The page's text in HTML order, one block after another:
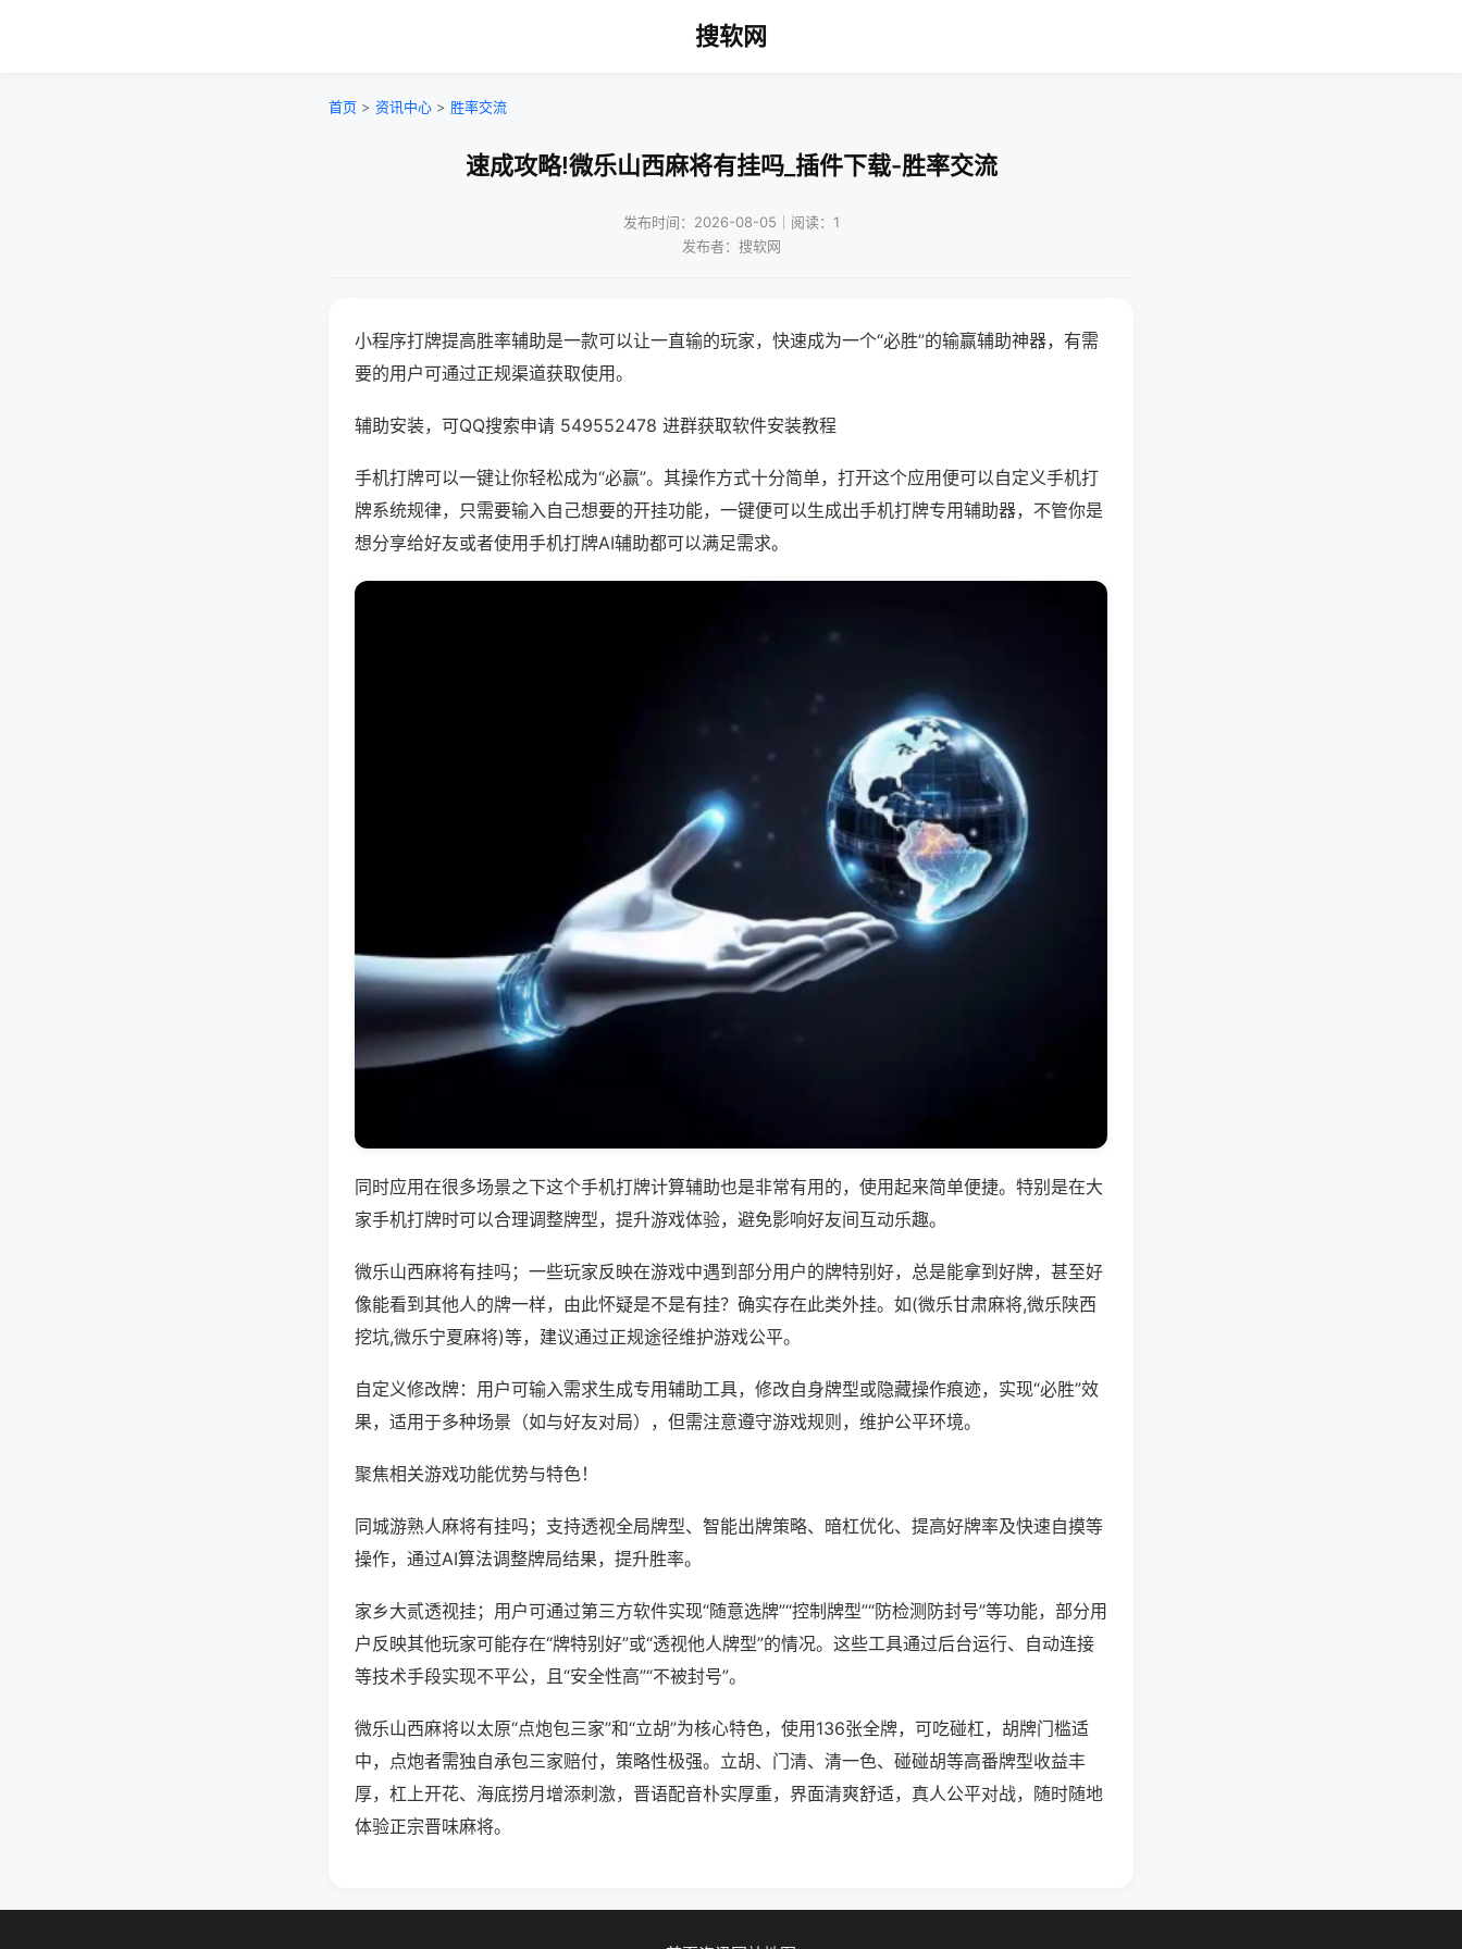
搜软网
首页 > 资讯中心 > 胜率交流
速成攻略!微乐山西麻将有挂吗_插件下载-胜率交流
发布时间：2026-08-05｜阅读：1
发布者：搜软网
小程序打牌提高胜率辅助是一款可以让一直输的玩家，快速成为一个“必胜”的输赢辅助神器，有需
要的用户可通过正规渠道获取使用。
辅助安装，可QQ搜索申请 549552478 进群获取软件安装教程
手机打牌可以一键让你轻松成为“必赢”。其操作方式十分简单，打开这个应用便可以自定义手机打
牌系统规律，只需要输入自己想要的开挂功能，一键便可以生成出手机打牌专用辅助器，不管你是
想分享给好友或者使用手机打牌AI辅助都可以满足需求。
同时应用在很多场景之下这个手机打牌计算辅助也是非常有用的，使用起来简单便捷。特别是在大
家手机打牌时可以合理调整牌型，提升游戏体验，避免影响好友间互动乐趣。
微乐山西麻将有挂吗；一些玩家反映在游戏中遇到部分用户的牌特别好，总是能拿到好牌，甚至好
像能看到其他人的牌一样，由此怀疑是不是有挂？确实存在此类外挂。如(微乐甘肃麻将,微乐陕西
挖坑,微乐宁夏麻将)等，建议通过正规途径维护游戏公平。
自定义修改牌：用户可输入需求生成专用辅助工具，修改自身牌型或隐藏操作痕迹，实现“必胜”效
果，适用于多种场景（如与好友对局），但需注意遵守游戏规则，维护公平环境。
聚焦相关游戏功能优势与特色！
同城游熟人麻将有挂吗；支持透视全局牌型、智能出牌策略、暗杠优化、提高好牌率及快速自摸等
操作，通过AI算法调整牌局结果，提升胜率。
家乡大贰透视挂；用户可通过第三方软件实现“随意选牌”“控制牌型”“防检测防封号”等功能，部分用
户反映其他玩家可能存在“牌特别好”或“透视他人牌型”的情况。这些工具通过后台运行、自动连接
等技术手段实现不平公，且“安全性高”“不被封号”。
微乐山西麻将以太原“点炮包三家”和“立胡”为核心特色，使用136张全牌，可吃碰杠，胡牌门槛适
中，点炮者需独自承包三家赔付，策略性极强。立胡、门清、清一色、碰碰胡等高番牌型收益丰
厚，杠上开花、海底捞月增添刺激，晋语配音朴实厚重，界面清爽舒适，真人公平对战，随时随地
体验正宗晋味麻将。